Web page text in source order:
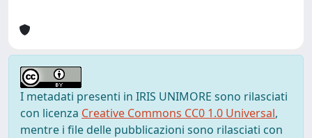
I metadati presenti in IRIS UNIMORE sono rilasciati
con licenza Creative Commons CC0 1.0 Universal,
mentre i file delle pubblicazioni sono rilasciati con